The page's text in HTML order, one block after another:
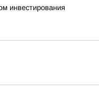
инвестирования